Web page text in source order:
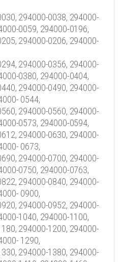
294000-0038, 294000-
0059, 294000-0196,
294000-0206, 294000-
294000-0356, 294000-
0380, 294000-0404,
294000-0490, 294000-
0544,
294000-0560, 294000-
0573, 294000-0594,
294000-0630, 294000-
0673,
294000-0700, 294000-
0750, 294000-0763,
294000-0840, 294000-
0900,
294000-0952, 294000-
1040, 294000-1100,
294000-1200, 294000-
1290,
294000-1380, 294000-